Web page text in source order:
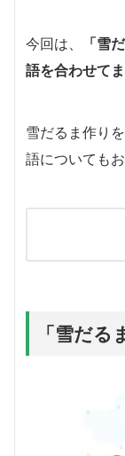
今回は、 「雪
語を合わせて
雪だるま作り
語についてもお
「雪だ